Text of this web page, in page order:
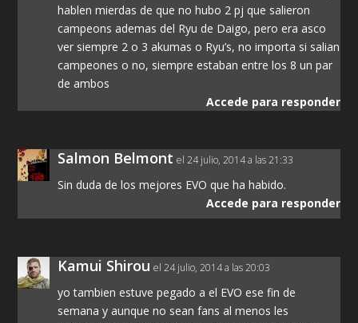
hablen mierdas de que no hubo 2 pj que salieron
campeons ademas del Ryu de Daigo, pero era asco
ver siempre 2 o 3 akumas o Ryu’s, no importa si salian
campeones o no, siempre estaban entre los 8 un par
de ambos
Accede para responder
Salmon Belmont el 24 julio, 2014 a las 21:33
Sin duda de los mejores EVO que ha habido.
Accede para responder
Kamui Shirou el 24 julio, 2014 a las 20:03
yo tambien estuve pegado a el EVO ese fin de
semana y aunque no sean fans al menos les